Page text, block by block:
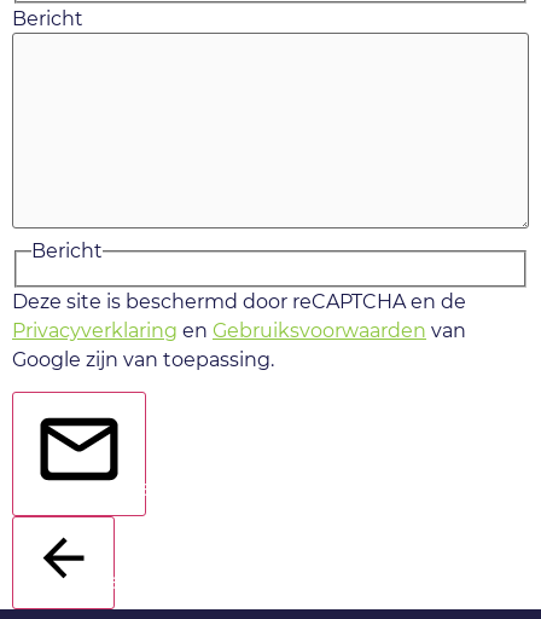
Bericht
Bericht
Deze site is beschermd door reCAPTCHA en de
Privacyverklaring en Gebruiksvoorwaarden van
Google zijn van toepassing.
Verstuur
Terug